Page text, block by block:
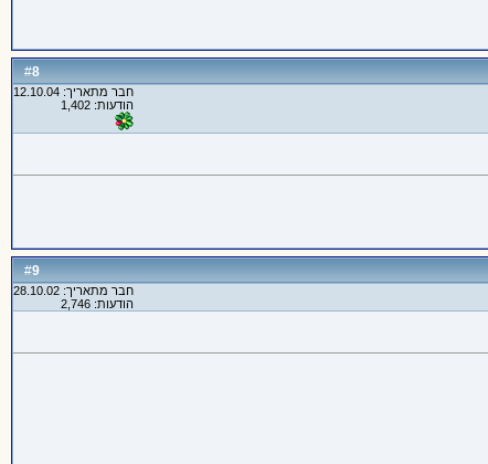
#
8
חבר מתאריך: 12.10.04
הודעות: 1,402
#
9
חבר מתאריך: 28.10.02
הודעות: 2,746